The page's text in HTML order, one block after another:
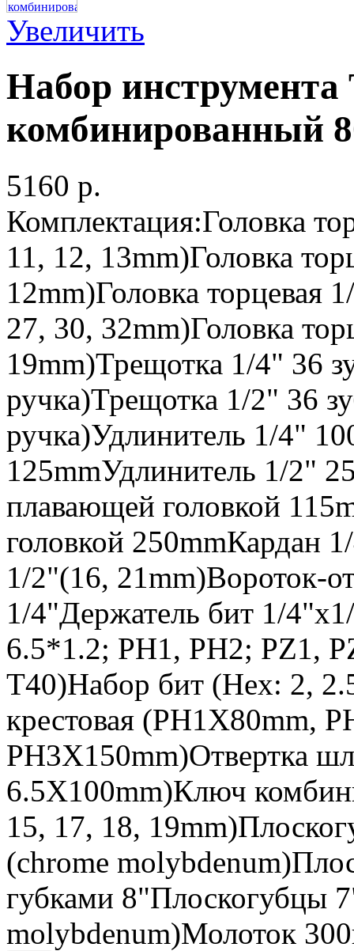
Увеличить
Набор
комбинированный
5160 p.
Комплектация:Головка
11, 12, 13mm)Головка
12mm)Головка торцевая
27, 30, 32mm)Головка
19mm)Трещотка 1/4" 36
ручка)Трещотка 1/2" 36
ручка)Удлинитель 1/4"
125mmУдлинитель 1/2"
плавающей головкой
головкой 250mmКардан
1/2"(16, 21mm)Вороток-
1/4"Держатель бит 1/
6.5*1.2; PH1, PH2; PZ1,
T40)Набор бит (Hex: 2,
крестовая (PH1X80mm,
PH3X150mm)Отвертка
6.5X100mm)Ключ
15, 17, 18,
(chrome
губками 8"Плоскогубцы
molybdenum)Молоток